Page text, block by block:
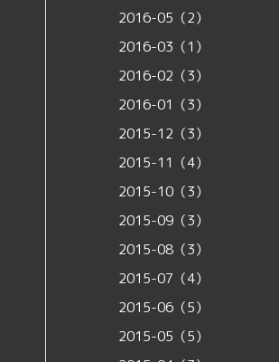
2016-05（2）
2016-03（1）
2016-02（3）
2016-01（3）
2015-12（3）
2015-11（4）
2015-10（3）
2015-09（3）
2015-08（3）
2015-07（4）
2015-06（5）
2015-05（5）